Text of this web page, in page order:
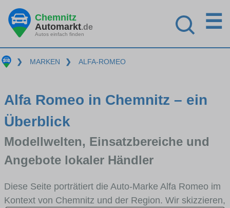
Chemnitz
Automarkt.de
Autos einfach finden
☰
❯ MARKEN ❯ ALFA-ROMEO
Alfa Romeo in Chemnitz – ein
Überblick
Modellwelten, Einsatzbereiche und
Angebote lokaler Händler
Diese Seite porträtiert die Auto-Marke Alfa Romeo im
Kontext von Chemnitz und der Region. Wir skizzieren,